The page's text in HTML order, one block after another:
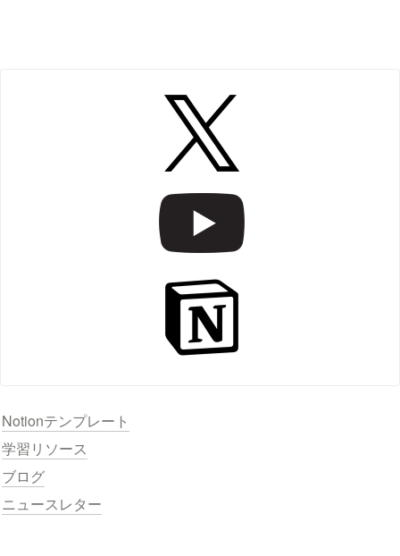
Notionテンプレート
学習リソース
ブログ
ニュースレター